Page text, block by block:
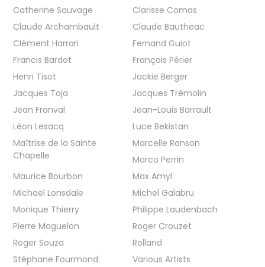
Catherine Sauvage
Clarisse Comas
Claude Archambault
Claude Bautheac
Clément Harrari
Fernand Guiot
Francis Bardot
François Périer
Henri Tisot
Jackie Berger
Jacques Toja
Jacques Trémolin
Jean Franval
Jean-Louis Barrault
Léon Lesacq
Luce Bekistan
Maîtrise de la Sainte
Chapelle
Marcelle Ranson
Marco Perrin
Maurice Bourbon
Max Amyl
Michaël Lonsdale
Michel Galabru
Monique Thierry
Philippe Laudenbach
Pierre Maguelon
Roger Crouzet
Roger Souza
Rolland
Stéphane Fourmond
Various Artists